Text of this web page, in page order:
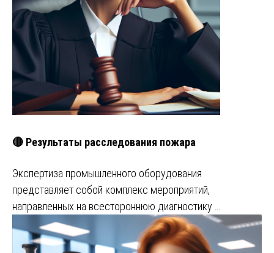
🔴 Результаты расследования пожара
Экспертиза промышленного оборудования
представляет собой комплекс мероприятий,
направленных на всестороннюю диагностику …